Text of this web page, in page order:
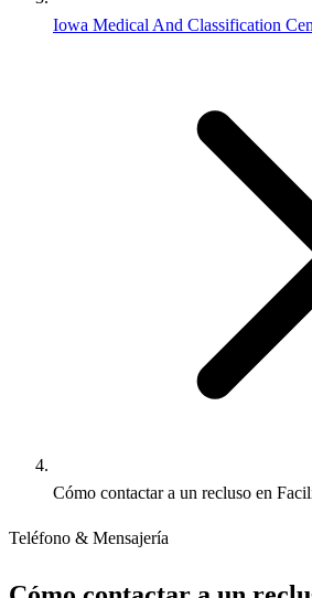
Iowa Medical And Classification
Cómo contactar a un recluso en
Teléfono & Mensajería